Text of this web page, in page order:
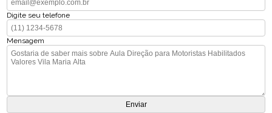
Digite seu telefone
Mensagem